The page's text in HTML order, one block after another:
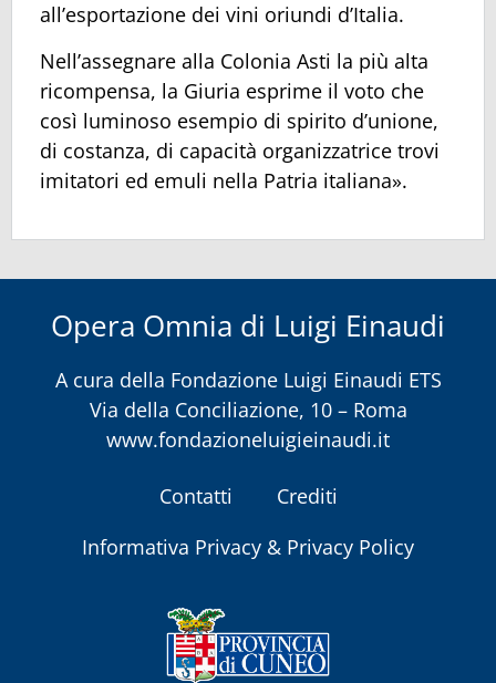
all’esportazione dei vini oriundi d’Italia.
Nell’assegnare alla Colonia Asti la più alta
ricompensa, la Giuria esprime il voto che
così luminoso esempio di spirito d’unione,
di costanza, di capacità organizzatrice trovi
imitatori ed emuli nella Patria italiana».
Opera Omnia di Luigi Einaudi
A cura della Fondazione Luigi Einaudi ETS
Via della Conciliazione, 10 – Roma
www.fondazioneluigieinaudi.it
Contatti
Crediti
Informativa Privacy & Privacy Policy